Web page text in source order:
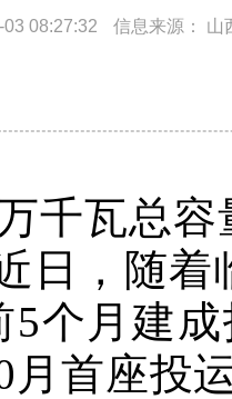
08:27:32 信息来源： 山
千瓦总
日，随着
5个月建
月首座投